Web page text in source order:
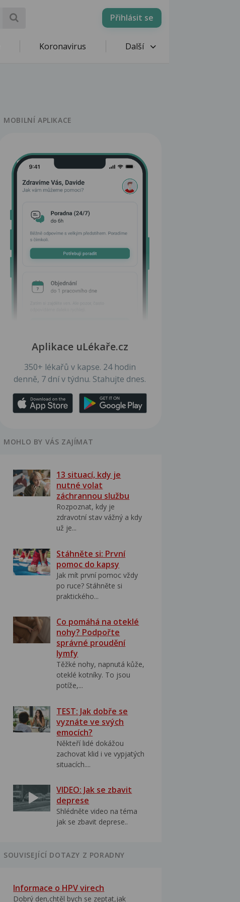
Přihlásit se
Koronavirus Další
MOBILNÍ APLIKACE
Aplikace uLékaře.cz
350+ lékařů v kapse. 24 hodin
denně, 7 dní v týdnu. Stahujte dnes.
MOHLO BY VÁS ZAJÍMAT
13 situací, kdy je
nutné volat
záchrannou službu
Rozpoznat, kdy je
zdravotní stav vážný a kdy
už je...
Stáhněte si: První
pomoc do kapsy
Jak mít první pomoc vždy
po ruce? Stáhněte si
praktického...
Co pomáhá na oteklé
nohy? Podpořte
správné proudění
lymfy
Těžké nohy, napnutá kůže,
oteklé kotníky. To jsou
potíže,...
TEST: Jak dobře se
vyznáte ve svých
emocích?
Někteří lidé dokážou
zachovat klid i ve vypjatých
situacích....
VIDEO: Jak se zbavit
deprese
Shlédněte video na téma
jak se zbavit deprese..
SOUVISEJÍCÍ DOTAZY Z PORADNY
Informace o HPV virech
Dobrý den,chtěl bych se zeptat,jak